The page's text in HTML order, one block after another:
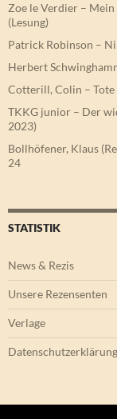
Zoe le Verdier –
(Lesung)
Patrick Robinson –
Herbert
Cotterill, Colin – Tote
TKKG junior – Der
2023)
Bollhöfener, Klaus
24
STATISTIK
News & Rezis
Unsere Rezensenten
Verlage
Datenschutzerklärung